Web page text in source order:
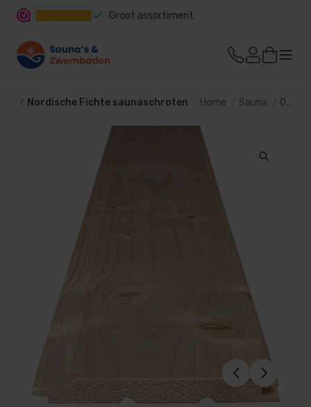
Groot assortiment
Nordische Fichte saunaschroten Home Sauna Onderdelen